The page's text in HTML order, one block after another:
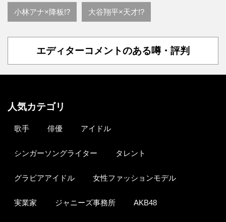
小林アナ×降板!? 大谷翔平×天才!?
エディターコメントのある噂・評判
人気カテゴリ
歌手 俳優 アイドル
シンガーソングライター タレント
グラビアアイドル 女性ファッションモデル
実業家 ジャニーズ事務所 AKB48